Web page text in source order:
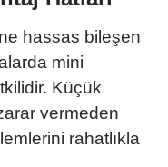
hassas bileşen
mini
Küçük
vermeden
rahatlıkla